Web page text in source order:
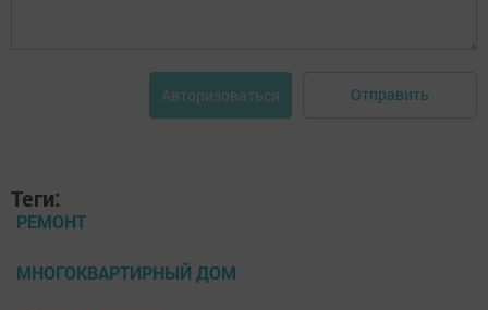
Авторизоваться Отправить
Теги:
РЕМОНТ
МНОГОКВАРТИРНЫЙ ДОМ